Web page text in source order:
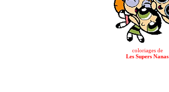
coloriages de
Les Supers Nanas